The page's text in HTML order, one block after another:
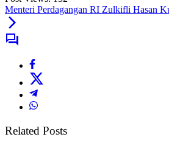
Menteri Perdagangan RI Zulkifli Hasan
Related Posts